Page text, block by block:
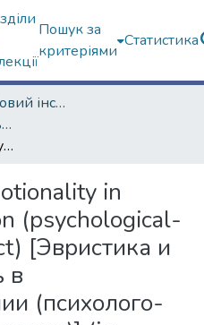
Пошук за
критеріями
Статистика
Навчально-науковий інститут "Каразінський інститут міжнародних відносин та туристичного бізнесу"
Наукові роботи. Навчально-науковий інститут "Каразінський інститут міжнародних відносин та туристичного бізнесу"
Heuristics and emotionality in linguistic education (psychological-pedagogical aspect) [Эвристика и эмоциональность в лингвообразовании (психолого-педагогический аспект)] (in Russian)
in
(psychological-
[Эвристика и
в
(психолого-